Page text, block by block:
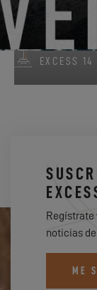
DEL 14 DE
2026
EXCESS
EXCESS 14
Regístrate
noticias
ME